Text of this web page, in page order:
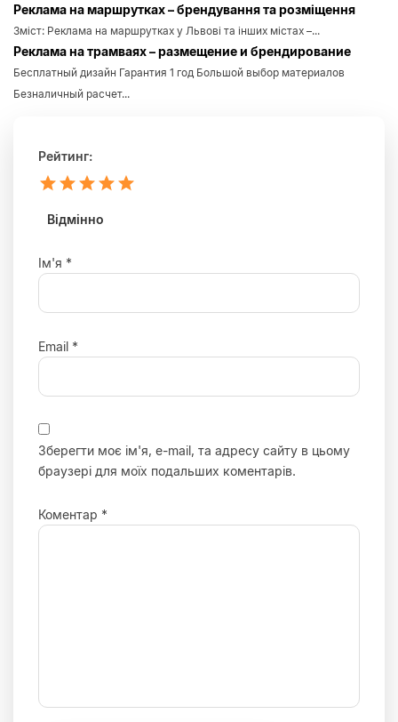
Реклама на маршрутках – брендування та розміщення
Зміст: Реклама на маршрутках у Львові та інших містах –...
Реклама на трамваях – размещение и брендирование
Бесплатный дизайн Гарантия 1 год Большой выбор материалов
Безналичный расчет...
Рейтинг:
зірка
зірка
зірказірка
Відмінно
Ім'я *
Email *
Зберегти моє ім'я, e-mail, та адресу сайту в цьому
браузері для моїх подальших коментарів.
Коментар *